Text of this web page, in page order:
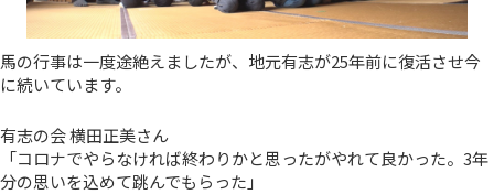
馬の行事は一度途絶えましたが、地元有志が25年前に復活させ今
に続いています。
有志の会 横田正美さん
「コロナでやらなければ終わりかと思ったがやれて良かった。3年
分の思いを込めて跳んでもらった」